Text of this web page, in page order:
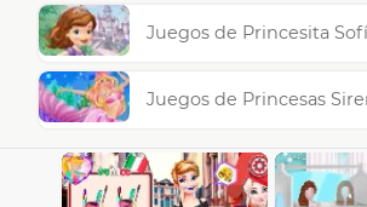
Juegos de Princesita
Juegos de Princesas